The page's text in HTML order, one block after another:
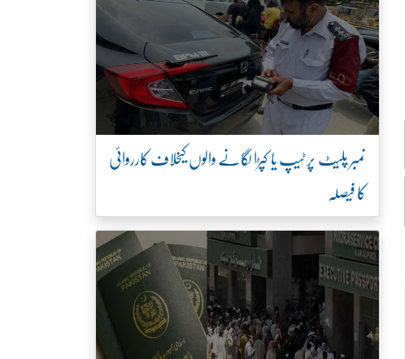
نمبر پلیٹ پر ٹیپ یا کپڑا لگانے والوں کیخلاف کارروائی
کا فیصلہ